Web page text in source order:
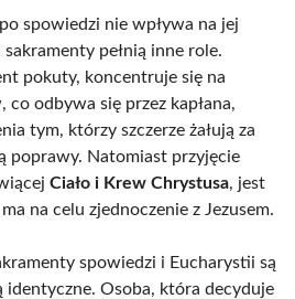
spowiedzi nie wpływa na jej
pełnią inne role.
pokuty, koncentruje się na
co odbywa się przez kapłana,
tym, którzy szczerze żałują za
poprawy. Natomiast przyjęcie
Ciało i Krew Chrystusa, jest
na celu zjednoczenie z Jezusem.
spowiedzi i Eucharystii są
identyczne. Osoba, która decyduje